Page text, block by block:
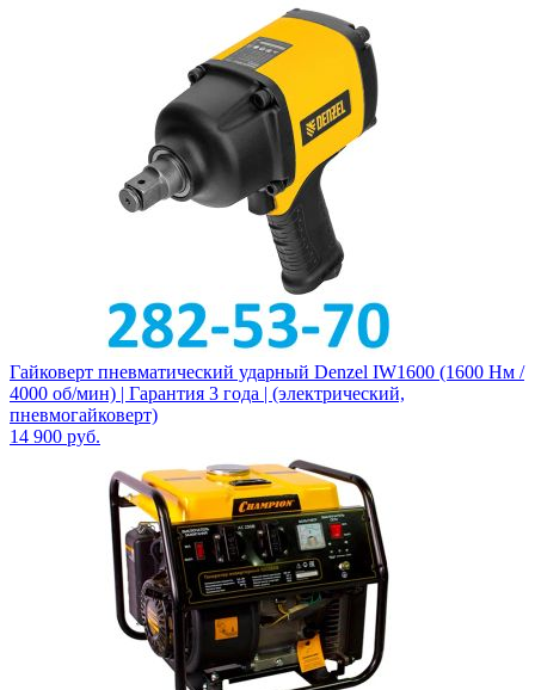
Гайковерт пневматический ударный Denzel IW1600 (1600 Нм /
4000 об/мин) | Гарантия 3 года | (электрический,
пневмогайковерт)
14 900 руб.